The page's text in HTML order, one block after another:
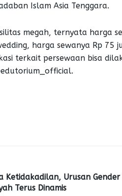
Islam Asia Tenggara.
megah, ternyata harga
harga sewanya Rp
terkait persewaan bisa
Ketidakadilan, Urusan Gender
Terus Dinamis